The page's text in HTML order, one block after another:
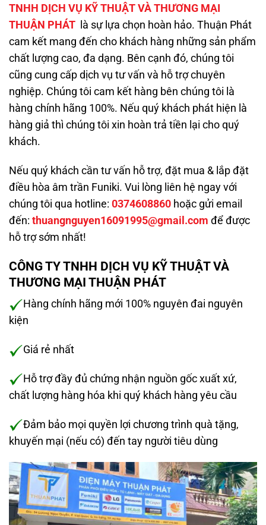
TNHH DỊCH VỤ KỸ THUẬT VÀ THƯƠNG MẠI
THUẬN PHÁT
là sự lựa chọn hoàn hảo. Thuận Phát
cam kết mang đến cho khách hàng những sản phẩm
chất lượng cao, đa dạng. Bên cạnh đó, chúng tôi
cũng cung cấp dịch vụ tư vấn và hỗ trợ chuyên
nghiệp. Chúng tôi cam kết hàng bên chúng tôi là
hàng chính hãng 100%. Nếu quý khách phát hiện là
hàng giả thì chúng tôi xin hoàn trả tiền lại cho quý
khách.
Nếu quý khách cần tư vấn hỗ trợ, đặt mua & lắp đặt
điều hòa âm trần Funiki. Vui lòng liên hệ ngay với
chúng tôi qua hotline: 0374608860 hoặc gửi email
đến: thuangnguyen16091995@gmail.com để được
hỗ trợ sớm nhất!
CÔNG TY TNHH DỊCH VỤ KỸ THUẬT VÀ
THƯƠNG MẠI THUẬN PHÁT
Hàng chính hãng mới 100% nguyên đai nguyên
kiện
Giá rẻ nhất
Hỗ trợ đầy đủ chứng nhận nguồn gốc xuất xứ,
chất lượng hàng hóa khi quý khách hàng yêu cầu
Đảm bảo mọi quyền lợi chương trình quà tặng,
khuyến mại (nếu có) đến tay người tiêu dùng